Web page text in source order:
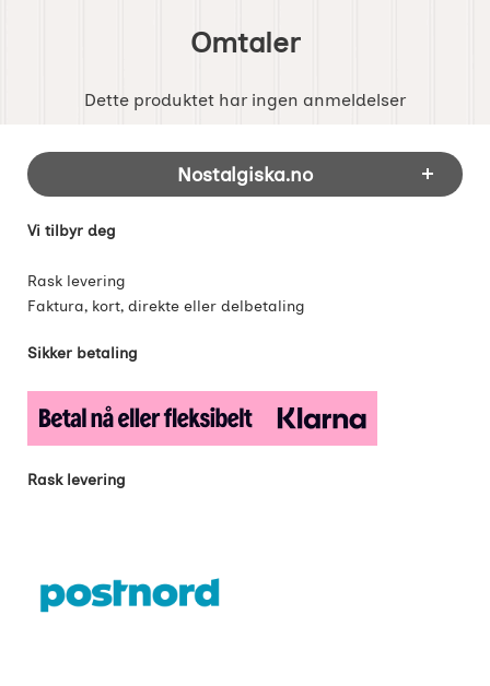
Omtaler
Dette produktet har ingen anmeldelser
Footer-innhold Blandet informasjon og
Nostalgiska.no
Vi tilbyr deg
Rask levering
Faktura, kort, direkte eller delbetaling
Sikker betaling
Rask levering